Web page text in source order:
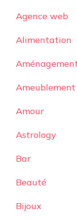
Agence web
Alimentation
Ameublement
Amour
Astrology
Bar
Beauté
Bijoux